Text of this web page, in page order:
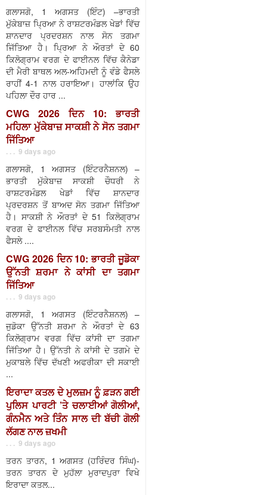
ਗਲਾਸਗੋ, 1 ਅਗਸਤ (ਇੰਟ) –ਭਾਰਤੀ
ਮੁੱਕੇਬਾਜ਼ ਪ੍ਰਿਆ ਨੇ ਰਾਸ਼ਟਰਮੰਡਲ ਖੇਡਾਂ ਵਿੱਚ
ਸ਼ਾਨਦਾਰ ਪ੍ਰਦਰਸ਼ਨ ਨਾਲ ਸੋਨ ਤਗਮਾ
ਜਿੱਤਿਆ ਹੈ। ਪ੍ਰਿਆ ਨੇ ਔਰਤਾਂ ਦੇ 60
ਕਿਲੋਗ੍ਰਾਮ ਵਰਗ ਦੇ ਫਾਈਨਲ ਵਿੱਚ ਕੈਨੇਡਾ
ਦੀ ਮੈਰੀ ਬਾਥਲ ਅਲ-ਅਹਿਮਦੀ ਨੂੰ ਵੰਡੇ ਫੈਸਲੇ
ਰਾਹੀਂ 4-1 ਨਾਲ ਹਰਾਇਆ। ਹਾਲਾਂਕਿ ਉਹ
ਪਹਿਲਾ ਦੌਰ ਹਾਰ ...
CWG 2026 ਦਿਨ 10: ਭਾਰਤੀ
ਮਹਿਲਾ ਮੁੱਕੇਬਾਜ਼ ਸਾਕਸ਼ੀ ਨੇ ਸੋਨ ਤਗਮਾ
ਜਿੱਤਿਆ
. . . 9 days ago
ਗਲਾਸਗੋ, 1 ਅਗਸਤ (ਇੰਟਰਨੈਸ਼ਨਲ) –
ਭਾਰਤੀ ਮੁੱਕੇਬਾਜ਼ ਸਾਕਸ਼ੀ ਚੌਧਰੀ ਨੇ
ਰਾਸ਼ਟਰਮੰਡਲ ਖੇਡਾਂ ਵਿੱਚ ਸ਼ਾਨਦਾਰ
ਪ੍ਰਦਰਸ਼ਨ ਤੋਂ ਬਾਅਦ ਸੋਨ ਤਗਮਾ ਜਿੱਤਿਆ
ਹੈ। ਸਾਕਸ਼ੀ ਨੇ ਔਰਤਾਂ ਦੇ 51 ਕਿਲੋਗ੍ਰਾਮ
ਵਰਗ ਦੇ ਫਾਈਨਲ ਵਿੱਚ ਸਰਬਸੰਮਤੀ ਨਾਲ
ਫੈਸਲੇ ....
CWG 2026 ਦਿਨ 10: ਭਾਰਤੀ ਜੂਡੋਕਾ
ਉੱਨਤੀ ਸ਼ਰਮਾ ਨੇ ਕਾਂਸੀ ਦਾ ਤਗਮਾ
ਜਿੱਤਿਆ
. . . 9 days ago
ਗਲਾਸਗੋ, 1 ਅਗਸਤ (ਇੰਟਰਨੈਸ਼ਨਲ) –
ਜੁਡੋਕਾ ਉੱਨਤੀ ਸ਼ਰਮਾ ਨੇ ਔਰਤਾਂ ਦੇ 63
ਕਿਲੋਗ੍ਰਾਮ ਵਰਗ ਵਿੱਚ ਕਾਂਸੀ ਦਾ ਤਗਮਾ
ਜਿੱਤਿਆ ਹੈ। ਉੱਨਤੀ ਨੇ ਕਾਂਸੀ ਦੇ ਤਗਮੇ ਦੇ
ਮੁਕਾਬਲੇ ਵਿੱਚ ਦੱਖਣੀ ਅਫਰੀਕਾ ਦੀ ਸਕਾਈ
...
ਇਰਾਦਾ ਕਤਲ ਦੇ ਮੁਲਜ਼ਮ ਨੂੰ ਫ਼ੜਨ ਗਈ
ਪੁਲਿਸ ਪਾਰਟੀ ’ਤੇ ਚਲਾਈਆਂ ਗੋਲੀਆਂ,
ਗੰਨਮੈਨ ਅਤੇ ਤਿੰਨ ਸਾਲ ਦੀ ਬੱਚੀ ਗੋਲੀ
ਲੱਗਣ ਨਾਲ ਜ਼ਖਮੀ
. . . 9 days ago
ਤਰਨ ਤਾਰਨ, 1 ਅਗਸਤ (ਹਰਿੰਦਰ ਸਿੰਘ)-
ਤਰਨ ਤਾਰਨ ਦੇ ਮੁਹੱਲਾ ਮੁਰਾਦਪੁਰਾ ਵਿਖੇ
ਇਰਾਦਾ ਕਤਲ...